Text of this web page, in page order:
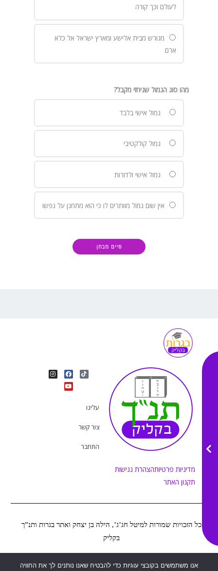
לעולם וכך קורה
מגורש מבית אלישע ומארץ ישראל אל כלא
ארם
מהו סוג הגמול שגיחזי מקבל?
גמול אישי בלבד
גמול קולקטיבי
גמול אישי ולדורות
אין שום גמול מוותרים לו כי הוא מתחנן על נפשו
מדיניות פרטיותהצהרת נגישות
תקנון האתר
T
i
F
a
c
e
I
n
Y
o
u
t
עלינו
צור קשר
התחבר
כל הזכויות שמורות למיטל חג’ג’, הילה בן יצחק ואתר בגרות ותנ”ך
בקליק
©נבנה ע”י2022
Web&MOR
אנו משתמשים בקובצי עוגיות כדי להבטיח שאנו נותנים לך את החוויה